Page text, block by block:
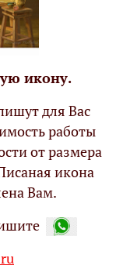
икону.
для Вас
работы
от размера
икона
Вам.